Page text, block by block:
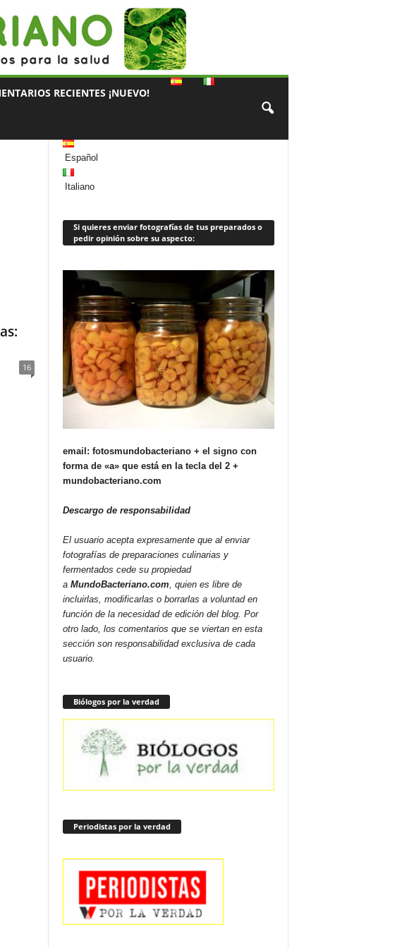
RECIENTES ¡NUEVO!
16
Español
Italiano
Si quieres enviar fotografías de tus preparados o
pedir opinión sobre su aspecto:
email: fotosmundobacteriano + el signo con
forma de «a» que está en la tecla del 2 +
mundobacteriano.com
Descargo de responsabilidad
El usuario acepta expresamente que al enviar
fotografías de preparaciones culinarias y
fermentados cede su propiedad
a MundoBacteriano.com, quien es libre de
incluirlas, modificarlas o borrarlas a voluntad en
función de la necesidad de edición del blog. Por
otro lado, los comentarios que se viertan en esta
sección son responsabilidad exclusiva de cada
usuario.
Biólogos por la verdad
Periodistas por la verdad